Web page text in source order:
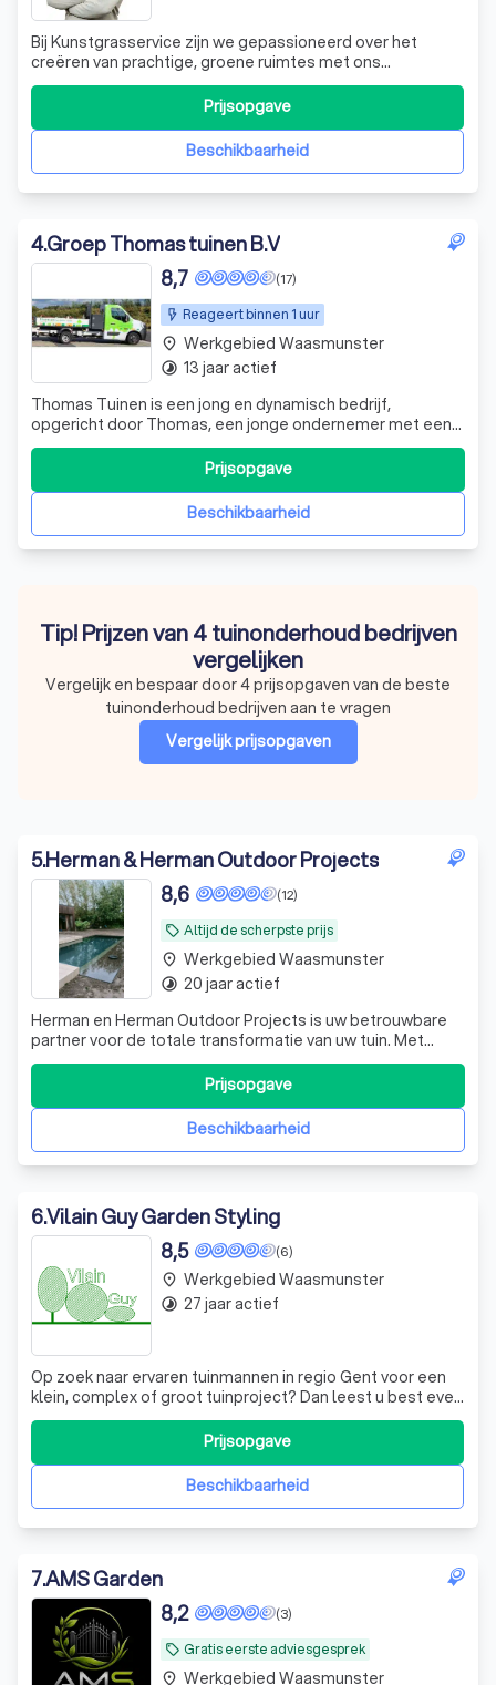
Bij Kunstgrasservice zijn we gepassioneerd over het
creëren van prachtige, groene ruimtes met ons
hoogwaardige kunstgras. Onze kunstgrassen zijn
nauwelijks te onderscheiden van echt gras, maar bieden
het gemak van weinig onderhoud en duurzaamheid. Of u
nu een weelderig groen gazon wilt, een speelrui
Beschikbaarheid
Prijsopgave
4.Groep Thomas tuinen B.V
Reageert binnen 1 uur
(17)
8,7
Thomas Tuinen is een jong en dynamisch bedrijf,
opgericht door Thomas, een jonge ondernemer met een
passie voor tuinieren. Thomas onderscheidt zich door zijn
persoonlijke betrokkenheid bij elk project. Hij luistert
aandachtig naar de wensen van de klant en speelt hier
direct op in. Zijn doel? Uw tuiBeschikbaarheid
Prijsopgave
place Werkgebied Waasmunster
timelapse 13 jaar actief
Tip! Prijzen van 4 tuinonderhoud bedrijven
vergelijken
Vergelijk en bespaar door 4 prijsopgaven van de beste
tuinonderhoud bedrijven aan te vragen
Vergelijk prijsopgaven
5.Herman & Herman Outdoor Projects
local_offer Altijd de scherpste prijs
(12)
8,6
Herman en Herman Outdoor Projects is uw betrouwbare
partner voor de totale transformatie van uw tuin. Met
meer dan 20 jaar ervaring in de branche, hebben we ons
gespecialiseerd in tuinaanleg, zwembaden en
zwemvijvers, opritten, terrassen en omheiningen. Ons
team van experts luistert aandachtig naar
Beschikbaarheid
Prijsopgave
place Werkgebied Waasmunster
timelapse 20 jaar actief
6.Vilain Guy Garden Styling
(6)
8,5
Op zoek naar ervaren tuinmannen in regio Gent voor een
klein, complex of groot tuinproject? Dan leest u best even
verder wat Vilain Guy Garden Styling allemaal te bieden
heeft. Met ongeveer 25 jaar ervaring in het vak, een
duidelijke visie en de nodige kwaliteitsgaranties kiest u
namelijk voor een p
Beschikbaarheid
Prijsopgave
place Werkgebied Waasmunster
timelapse 27 jaar actief
7.AMS Garden
local_offer Gratis eerste adviesgesprek
(3)
8,2
place Werkgebied Waasmunster